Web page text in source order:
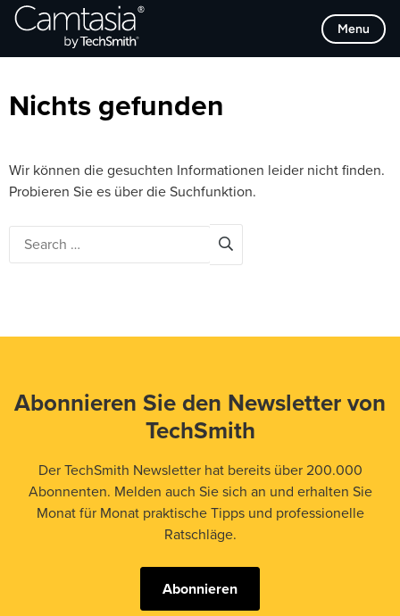
Direkt
zum
Menu
Browse Categories
Nichts gefunden
Wir können die gesuchten Informationen leider nicht finden.
Probieren Sie es über die Suchfunktion.
Abonnieren Sie den Newsletter von
TechSmith
Der TechSmith Newsletter hat bereits über 200.000
Abonnenten. Melden auch Sie sich an und erhalten Sie
Monat für Monat praktische Tipps und professionelle
Ratschläge.
Abonnieren